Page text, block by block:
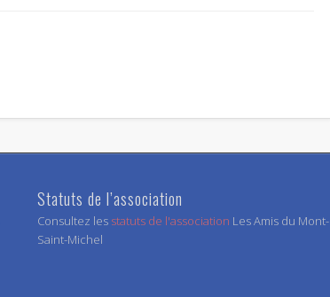
Statuts de l’association
Consultez les statuts de l'association Les Amis du Mont-
Saint-Michel